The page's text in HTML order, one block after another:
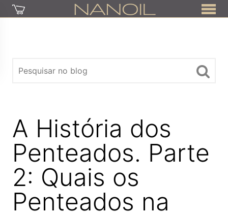
A História dos
Penteados. Parte
2: Quais os
Penteados na